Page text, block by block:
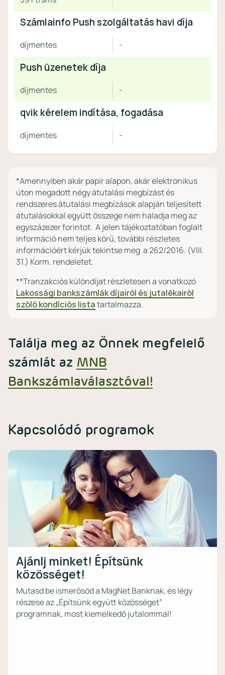
Számlainfo Push szolgáltatás havi díja
-
díjmentes
Push üzenetek díja
-
díjmentes
qvik kérelem indítása, fogadása
-
díjmentes
*Amennyiben akár papír alapon, akár elektronikus
úton megadott négy átutalási megbízást és
rendszeres átutalási megbízások alapján teljesített
átutalásokkal együtt összege nem haladja meg az
egyszázezer forintot. A jelen tájékoztatóban foglalt
információ nem teljes körű, további részletes
információért kérjük tekintse meg a 262/2016. (VIII.
31.) Korm. rendeletet.
**Tranzakciós különdíjat részletesen a vonatkozó
Lakossági bankszámlák díjairól és jutalékairól
szóló kondíciós listatartalmazza.
Találja meg az Önnek megfelelő
számlát az MNB
Bankszámlaválasztóval!
Kapcsolódó programok
Ajánlj minket! Építsünk
közösséget!
Mutasd be ismerősöd a MagNet Banknak, és légy
részese az „Építsünk együtt közösséget”
programnak, most kiemelkedő jutalommal!⁣